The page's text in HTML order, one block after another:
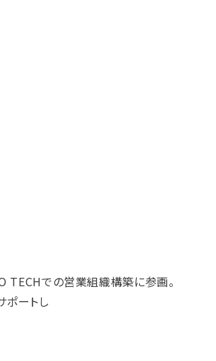
TECHでの営業組織構築に参画。
ポートし